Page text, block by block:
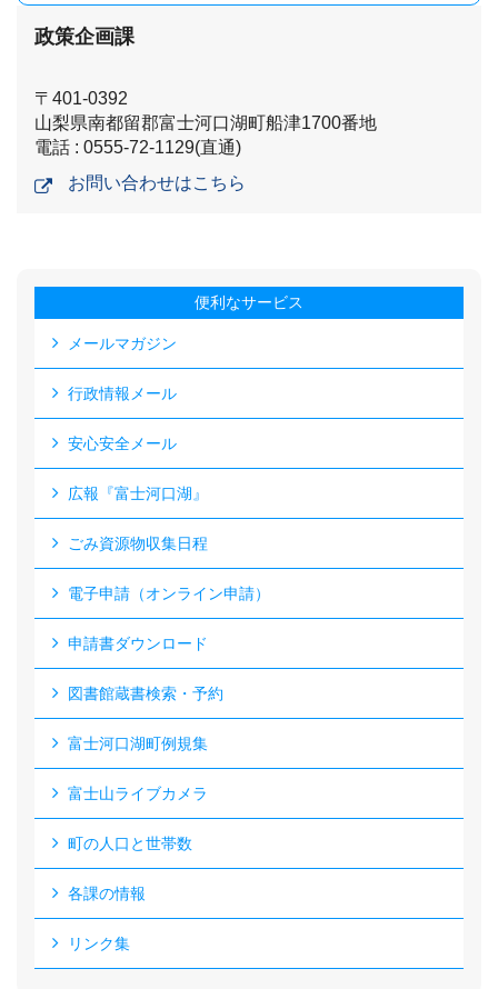
政策企画課
〒401-0392
山梨県南都留郡富士河口湖町船津1700番地
電話 : 0555-72-1129(直通)
お問い合わせはこちら
便利なサービス
メールマガジン
行政情報メール
安心安全メール
広報『富士河口湖』
ごみ資源物収集日程
電子申請（オンライン申請）
申請書ダウンロード
図書館蔵書検索・予約
富士河口湖町例規集
富士山ライブカメラ
町の人口と世帯数
各課の情報
リンク集